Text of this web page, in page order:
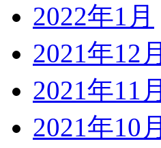
2022年1月
2021年12月
2021年11月
2021年10月